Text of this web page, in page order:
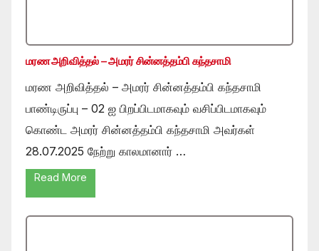
மரண அறிவித்தல் – அமரர் சின்னத்தம்பி கந்தசாமி
மரண அறிவித்தல் – அமரர் சின்னத்தம்பி கந்தசாமி
பாண்டிருப்பு – 02 ஐ பிறப்பிடமாகவும் வசிப்பிடமாகவும்
கொண்ட அமரர் சின்னத்தம்பி கந்தசாமி அவர்கள்
28.07.2025 நேற்று காலமானார் …
Read More